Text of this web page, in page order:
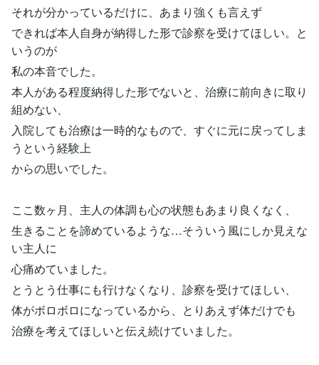
それが分かっているだけに、あまり強くも言えず
できれば本人自身が納得した形で診察を受けてほしい。と
いうのが
私の本音でした。
本人がある程度納得した形でないと、治療に前向きに取り
組めない、
入院しても治療は一時的なもので、すぐに元に戻ってしま
うという経験上
からの思いでした。
ここ数ヶ月、主人の体調も心の状態もあまり良くなく、
生きることを諦めているような…そういう風にしか見えな
い主人に
心痛めていました。
とうとう仕事にも行けなくなり、診察を受けてほしい、
体がボロボロになっているから、とりあえず体だけでも
治療を考えてほしいと伝え続けていました。